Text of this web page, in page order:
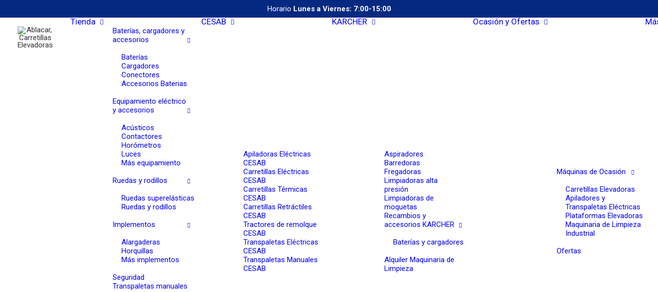
Horario Lunes a Viernes: 7:00-15:00
Tienda
Baterías, cargadores y
accesorios
Baterías
Cargadores
Conectores
Accesorios Baterias
Equipamiento eléctrico
y accesorios
Acústicos
Contactores
Horómetros
Luces
Más equipamiento
Ruedas y rodillos
Ruedas superelásticas
Ruedas y rodillos
Implementos
Alargaderas
Horquillas
Más implementos
Seguridad
Transpaletas manuales
CESAB
Apiladoras Eléctricas
CESAB
Carretillas Eléctricas
CESAB
Carretillas Térmicas
CESAB
Carretillas Retráctiles
CESAB
Tractores de remolque
CESAB
Transpaletas Eléctricas
CESAB
Transpaletas Manuales
CESAB
KARCHER
Aspiradores
Barredoras
Fregadoras
Limpiadoras alta
presión
Limpiadoras de
moquetas
Recambios y
accesorios KARCHER
Baterías y cargadores
Alquiler Maquinaria de
Limpieza
Ocasión y Ofertas
Máquinas de Ocasión
Carretillas Elevadoras
Apiladores y
Transpaletas Eléctricas
Plataformas Elevadoras
Maquinaria de Limpieza
Industrial
Ofertas